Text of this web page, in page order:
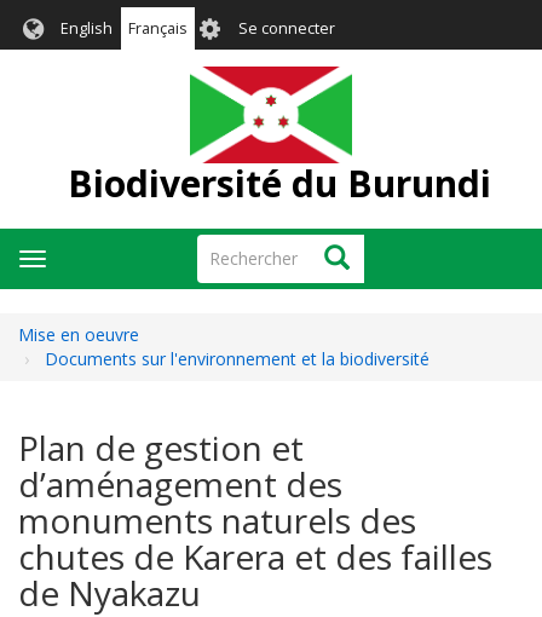
English Français User
account
menu
Se connecter
Biodiversité du Burundi
Rechercher Rechercher
Toggle
navigation
Mise en oeuvre
Documents sur l'environnement et la biodiversité
Plan de gestion et
d’aménagement des
monuments naturels des
chutes de Karera et des failles
de Nyakazu